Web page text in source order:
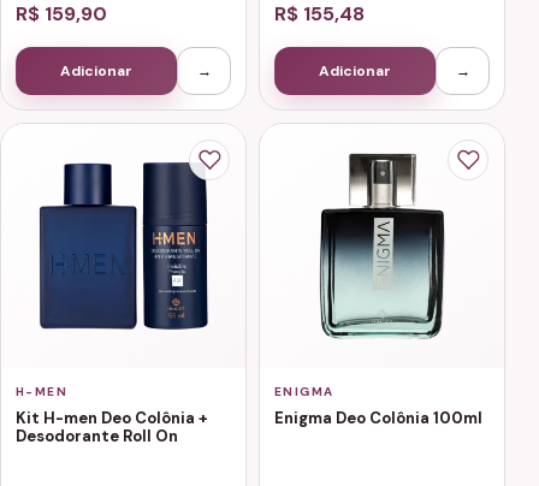
R$ 159,90
Adicionar →
R$ 155,48
Adicionar →
H-MEN
Kit H-men Deo Colônia +
Desodorante Roll On
ENIGMA
Enigma Deo Colônia 100ml